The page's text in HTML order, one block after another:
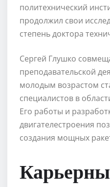
политехнический
продолжил свои
степень доктора
Сергей Глушко
преподавательской
молодым возрастом
специалистов в
Его работы и
двигателестроения
создания мощных